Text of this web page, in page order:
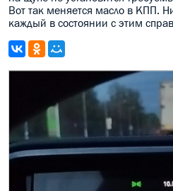
Вот так меняется масло в КПП.
каждый в состоянии с этим